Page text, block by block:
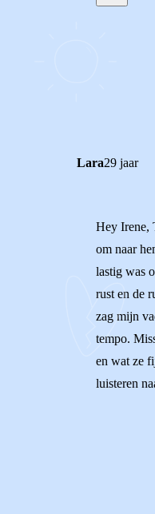
Lara29 jaar
Hey Irene,
om naar
lastig was
rust en de
zag mijn
tempo.
en wat ze
luisteren